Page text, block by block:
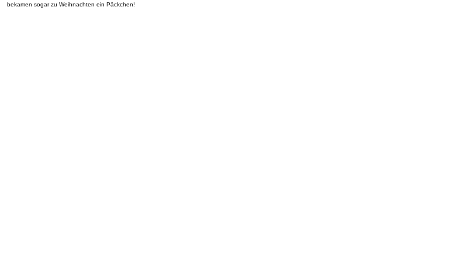
bekamen sogar zu Weihnachten ein Päckchen!